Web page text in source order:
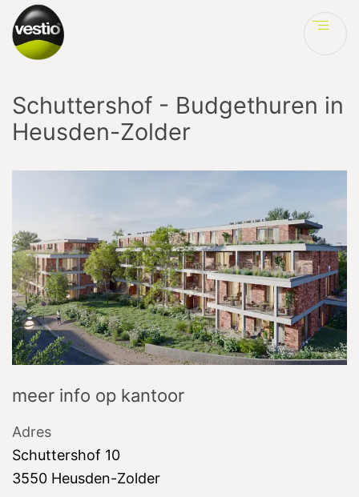
Schuttershof - Budgethuren in
Heusden-Zolder
meer info op kantoor
Adres
Schuttershof 10
3550 Heusden-Zolder